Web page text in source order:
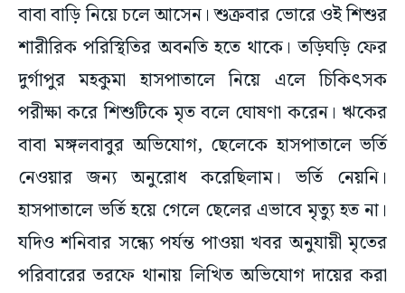
বাবা বাড়ি নিয়ে চলে আসেন। শুক্রবার ভোরে ওই শিশুর
শারীরিক পরিস্থিতির অবনতি হতে থাকে। তড়িঘড়ি ফের
দুর্গাপুর মহকুমা হাসপাতালে নিয়ে এলে চিকিৎসক
পরীক্ষা করে শিশুটিকে মৃত বলে ঘোষণা করেন। ঋকের
বাবা মঙ্গলবাবুর অভিযোগ, ছেলেকে হাসপাতালে ভর্তি
নেওয়ার জন্য অনুরোধ করেছিলাম। ভর্তি নেয়নি।
হাসপাতালে ভর্তি হয়ে গেলে ছেলের এভাবে মৃত্যু হত না।
যদিও শনিবার সন্ধ্যে পর্যন্ত পাওয়া খবর অনুযায়ী মৃতের
পরিবারের তরফে থানায় লিখিত অভিযোগ দায়ের করা